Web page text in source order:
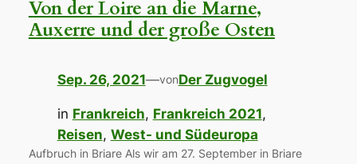
Von der Loire an die Marne,
Auxerre und der große Osten
Sep. 26, 2021—vonDer Zugvogel
in Frankreich, Frankreich 2021
Reisen, West- und Südeuropa
Aufbruch in Briare Als wir am 27. September in Briare